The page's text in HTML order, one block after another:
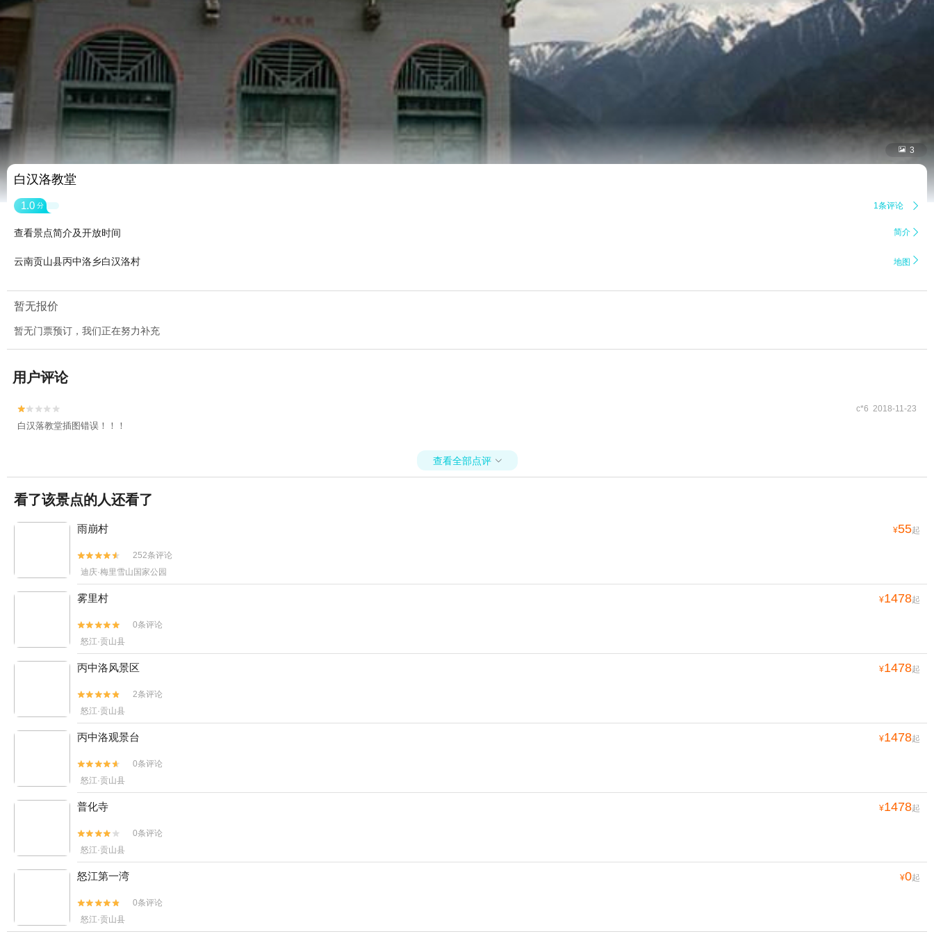
 3
白汉洛教堂
1.0 分 1条评论 
查看景点简介及开放时间 简介 
云南贡山县丙中洛乡白汉洛村 地图 
暂无报价
暂无门票预订，我们正在努力补充
用户评论

 c*6 2018-11-23
白汉落教堂插图错误！！！
查看全部点评 
看了该景点的人还看了
雨崩村 ¥55起


252条评论
迪庆·梅里雪山国家公园
雾里村 ¥1478起


0条评论
怒江·贡山县
丙中洛风景区 ¥1478起


2条评论
怒江·贡山县
丙中洛观景台 ¥1478起


0条评论
怒江·贡山县
普化寺 ¥1478起


0条评论
怒江·贡山县
怒江第一湾 ¥0起


0条评论
怒江·贡山县